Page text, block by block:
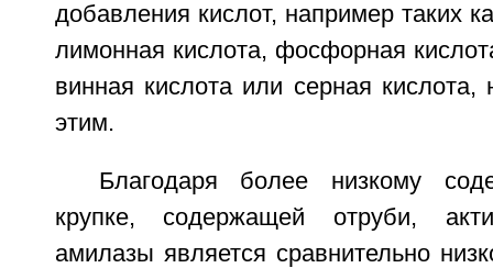
добавления кислот, например таких
лимонная кислота, фосфорная
винная кислота или серная кислота,
этим.
Благодаря более низкому
крупке, содержащей отруби,
амилазы является сравнительно